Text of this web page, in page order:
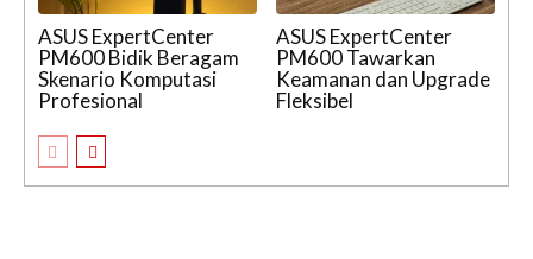
ASUS ExpertCenter
PM600 Bidik Beragam
Skenario Komputasi
Profesional
ASUS ExpertCenter
PM600 Tawarkan
Keamanan dan Upgrade
Fleksibel